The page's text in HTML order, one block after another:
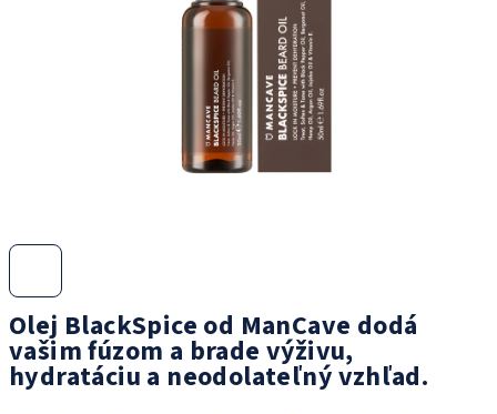
Olej BlackSpice od ManCave dodá
vašim fúzom a brade výživu,
hydratáciu a neodolateľný vzhľad.